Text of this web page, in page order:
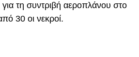
για τη συντριβή αεροπλάνου στο
30 οι νεκροί.